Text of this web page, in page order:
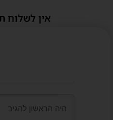
אין לשלוח